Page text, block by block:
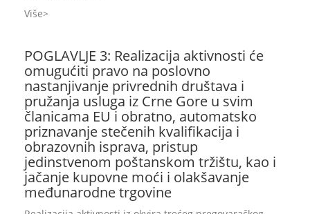
Više
POGLAVLJE 3: Realizacija aktivnosti će
omugućiti pravo na poslovno
nastanjivanje privrednih društava i
pružanja usluga iz Crne Gore u svim
članicama EU i obratno, automatsko
priznavanje stečenih kvalifikacija i
obrazovnih isprava, pristup
jedinstvenom poštanskom tržištu, kao i
jačanje kupovne moći i olakšavanje
međunarodne trgovine